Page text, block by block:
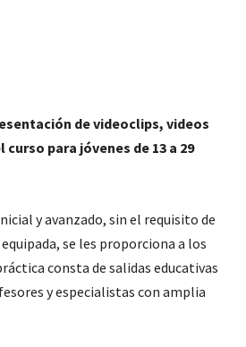
de videoclips, videos
para jóvenes de 13 a 29
y avanzado, sin el requisito de
se les proporciona a los
consta de salidas educativas
y especialistas con amplia